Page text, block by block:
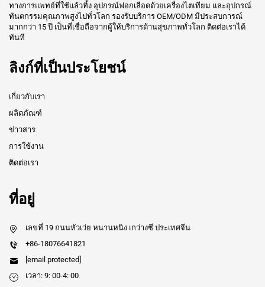
ทางการแพทย์ที่ใช้แล้วทิ้ง อุปกรณ์ฟอกเลือดด้วยเครื่องไตเทียม และอุปกรณ์
ทันตกรรมคุณภาพสูงไปทั่วโลก รองรับบริการ OEM/ODM มีประสบการณ์
มากกว่า 15 ปี เป็นที่เชื่อถือจากผู้ให้บริการด้านสุขภาพทั่วโลก ติดต่อเราได้
ทันที
ลิงก์ที่เป็นประโยชน์
เกี่ยวกับเรา
ผลิตภัณฑ์
ข่าวสาร
การใช้งาน
ติดต่อเรา
ที่อยู่
เลขที่ 19 ถนนหัวเว่ย หนานหนิง เกว่างซี ประเทศจีน
+86-18076641821
[email protected]
เวลา: 9: 00-4: 00